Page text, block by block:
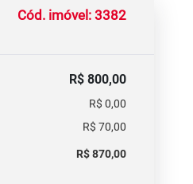
Cód. imóvel: 3382
R$ 800,00
R$ 0,00
R$ 70,00
R$ 870,00